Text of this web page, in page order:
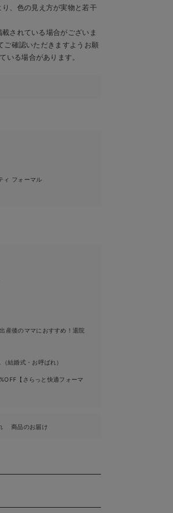
、色の見え方が実物と若干
されている場合がございま
ご確認いただきますようお願
いる場合があります。
ィ フォーマル
産後のママにおすすめ！退院
結婚式・お呼ばれ）
【さらっと快適フォーマ
商品のお届け